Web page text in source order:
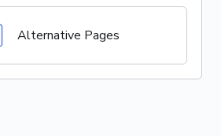
Alternative Pages